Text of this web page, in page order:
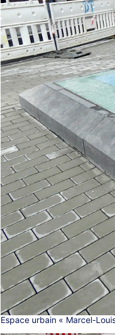
Espace urbain « Marcel-